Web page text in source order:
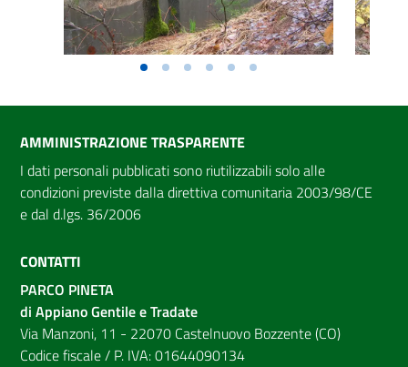
AMMINISTRAZIONE TRASPARENTE
I dati personali pubblicati sono riutilizzabili solo alle
condizioni previste dalla direttiva comunitaria 2003/98/CE
e dal d.lgs. 36/2006
CONTATTI
PARCO PINETA
di Appiano Gentile e Tradate
Via Manzoni, 11 - 22070 Castelnuovo Bozzente (CO)
Codice fiscale / P. IVA: 01644090134